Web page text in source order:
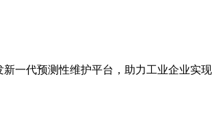
一代预测性维护平台，助力工业企业实